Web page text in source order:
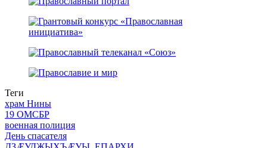
Теги
храм Нины
19 ОМСБР
военная полиция
День спасателя